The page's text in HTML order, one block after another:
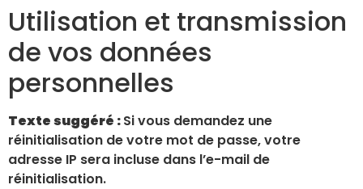
Utilisation et transmission
de vos données
personnelles
Texte suggéré :Si vous demandez une
réinitialisation de votre mot de passe, votre
adresse IP sera incluse dans l’e-mail de
réinitialisation.